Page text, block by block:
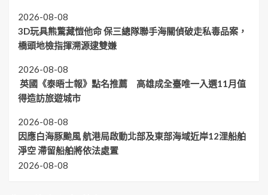
2026-08-08
3D玩具熊驚藏愷他命 保三總隊聯手海關偵破走私毒品案，
橋頭地檢指揮溯源逮雙嫌
2026-08-08
英國《泰晤士報》點名推薦 高雄成全臺唯一入選11月值
得造訪旅遊城市
2026-08-08
因應白海豚颱風 航港局啟動北部及東部海域近岸12浬船舶
淨空 滯留船舶將依法處置
2026-08-08